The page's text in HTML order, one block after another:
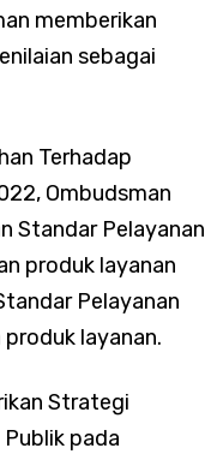
memberikan
sebagai
Terhadap
Ombudsman
Standar Pelayanan
produk layanan
Pelayanan
layanan.
Strategi
pada